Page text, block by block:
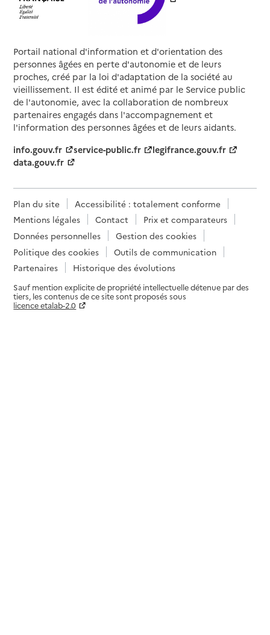
Portail national d'information et d'orientation des
personnes âgées en perte d'autonomie et de leurs
proches, créé par la loi d'adaptation de la société au
vieillissement. Il est édité et animé par le Service public
de l'autonomie, avec la collaboration de nombreux
partenaires engagés dans l'accompagnement et
l'information des personnes âgées et de leurs aidants.
info.gouv.fr
service-public.fr
legifrance.gouv.fr
data.gouv.fr
Plan du site
Accessibilité : totalement conforme
Mentions légales
Contact
Prix et comparateurs
Données personnelles
Gestion des cookies
Politique des cookies
Outils de communication
Partenaires
Historique des évolutions
Sauf mention explicite de propriété intellectuelle détenue par des
tiers, les contenus de ce site sont proposés sous
licence etalab-2.0